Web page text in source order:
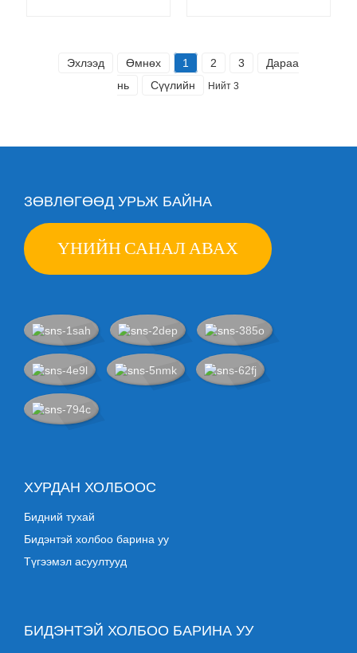
Эхлээд Өмнөх 1 2 3
Дараа
нь
Сүүлийн Нийт 3
ЗӨВЛӨГӨӨД УРЬЖ БАЙНА
ҮНИЙН САНАЛ АВАХ
ХУРДАН ХОЛБООС
Бидний тухай
Бидэнтэй холбоо барина уу
Түгээмэл асуултууд
БИДЭНТЭЙ ХОЛБОО БАРИНА УУ